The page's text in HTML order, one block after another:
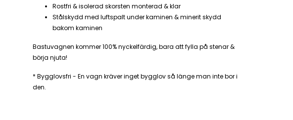
Rostfri & isolerad skorsten monterad & klar
Stålskydd med luftspalt under kaminen & minerit skydd
bakom kaminen
Bastuvagnen kommer 100% nyckelfärdig, bara att fylla på stenar &
börja njuta!
* Bygglovsfri - En vagn kräver inget bygglov så länge man inte bor i
den.